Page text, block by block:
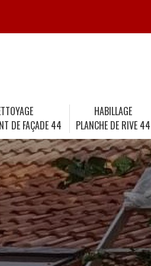
DE FAÇADE 44
HABILLAGE
PLANCHE DE RIVE 44